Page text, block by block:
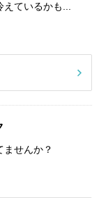
ているかも...
ませんか？